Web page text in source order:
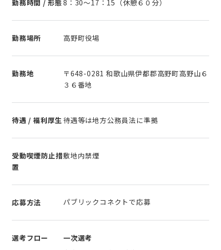
勤務時間 / 形態8：30～17：15（休憩６０分）
勤務場所 高野町役場
勤務地
〒648-0281 和歌山県伊都郡高野町高野山６
３６番地
待遇 / 福利厚生 待遇等は地方公務員法に準拠
受動喫煙防止措
置
敷地内禁煙
応募方法 パブリックコネクトで応募
選考フロー
一次選考